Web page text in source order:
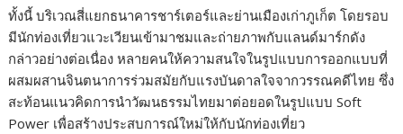
ทั้งนี้ บริเวณสี่แยกธนาคารชาร์เตอร์และย่านเมืองเก่าภูเก็ต โดยรอบ
มีนักท่องเที่ยวแวะเวียนเข้ามาชมและถ่ายภาพกับแลนด์มาร์กดัง
กล่าวอย่างต่อเนื่อง หลายคนให้ความสนใจในรูปแบบการออกแบบที่
ผสมผสานจินตนาการร่วมสมัยกับแรงบันดาลใจจากวรรณคดีไทย ซึ่ง
สะท้อนแนวคิดการนำวัฒนธรรมไทยมาต่อยอดในรูปแบบ Soft
Power เพื่อสร้างประสบการณ์ใหม่ให้กับนักท่องเที่ยว